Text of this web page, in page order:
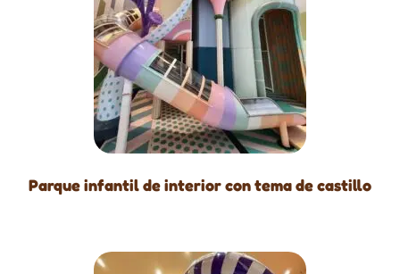
Parque infantil de interior con tema de castillo